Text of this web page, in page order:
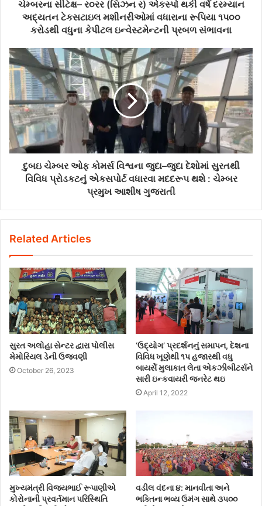
ચેમ્બરના સીટેક્ષ– ર૦રર (સિઝન ર) એકસ્પો થકી વર્ષ દરમ્યાન
અદ્યતન ટેકસટાઇલ મશીનરીઓમાં વધારાના રૂપિયા ૧પ૦૦
કરોડથી વધુના કેપીટલ ઇન્વેસ્ટમેન્ટની પ્રબળ સંભાવના
દુબઇ ચેમ્બર ઓફ કોમર્સ વિશ્વના જુદા–જુદા દેશોમાં સુરતથી
વિવિધ પ્રોડકટનું એકસપોર્ટ વધારવા મદદરૂપ થશે : ચેમ્બર
પ્રમુખ આશીષ ગુજરાતી
Related Articles
સુરત અલોહા સેન્ટર દ્વારા પોલીસ
મેમોરિયલ ડેની ઉજવણી
October 26, 2023
‘ઉદ્યોગ’ પ્રદર્શનનું સમાપન, દેશના
વિવિધ ખૂણેથી ૧પ હજારથી વધુ
બાયર્સે મુલાકાત લેતા એકઝીબીટર્સને
સારી ઇન્કવાયરી જનરેટ થઇ
April 12, 2022
મુખ્યમંત્રી વિજયભાઈ રૂપાણીએ
કોરોનાની પ્રવર્તમાન પરિસ્થિતિ
વડીલ વંદના ૪: માનવીતા અને
ભક્તિના ભવ્ય ઉમંગ સાથે ૩૫૦૦